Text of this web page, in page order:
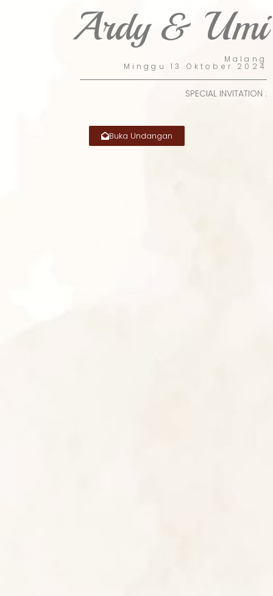
Ardy & Umi
Malang
Minggu 13 Oktober 2024
SPECIAL INVITATION :
Buka Undangan